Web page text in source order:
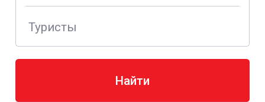
Туристы
Найти